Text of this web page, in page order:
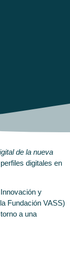
de la nueva
digitales en
y
Fundación VASS)
a una